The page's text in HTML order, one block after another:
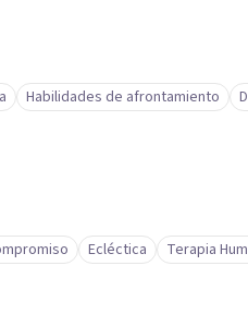
Habilidades de afrontamiento
Ecléctica Terapia